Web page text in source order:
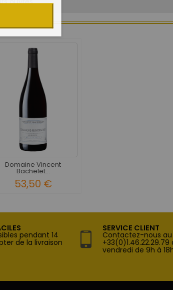
:
Domaine Vincent
Bachelet...
53,50 €
pendant 14
de la livraison
SERVICE CLIENT
Contactez-nous au
vendredi de 9h à